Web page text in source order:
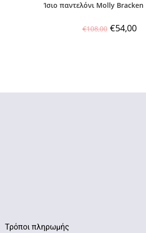
Ίσιο παντελόνι Molly Bracken
€108,00 €54,00
Τρόποι πληρωμής